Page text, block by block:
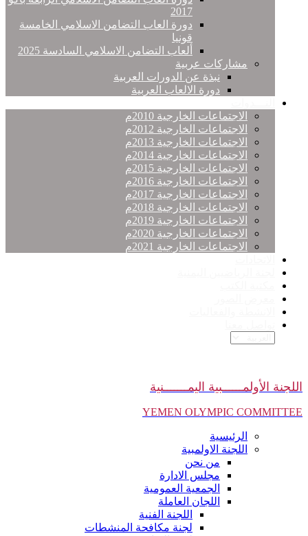
2017
دورة العاب التضامن الاسلامي الخامسة
قونيا
ألعاب التضامن الاسلامي السادسة 2025
مشاركات عربية
نبذة عن الدورات العربية
دورة الالعاب العربية
الاجتماعات الخارجية 2010م
الاجتماعات الخارجية 2012م
الاجتماعات الخارجية 2013م
الاجتماعات الخارجية 2014م
الاجتماعات الخارجية 2015م
الاجتماعات الخارجية 2016م
الاجتماعات الخارجية 2017م
الاجتماعات الخارجية 2018م
الاجتماعات الخارجية 2019م
الاجتماعات الخارجية 2020م
الاجتماعات الخارجية 2021م
اللجنة الأولمــــــبية اليمـــــــنية
YEMEN OLYMPIC COMMITTEE
الرئيسية
اللجنة الاولمبية
من نحن
مجلس الادارة
الجمعية العمومية
اللجان العاملة
اللجنة الفنية
لجنة مكافحة المنشطات